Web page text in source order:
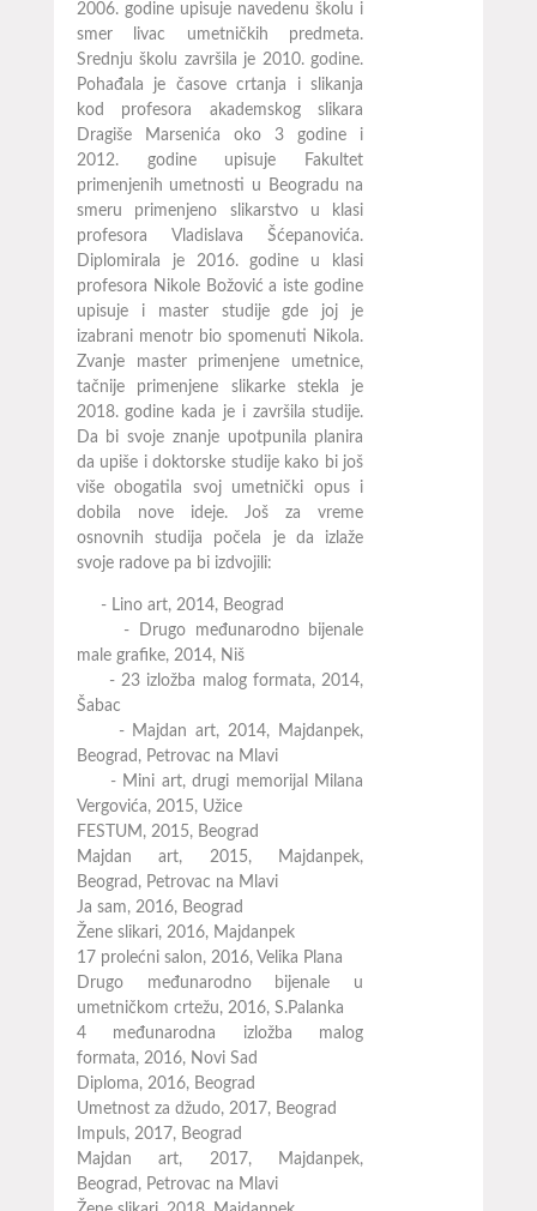
2006. godine upisuje navedenu školu i
smer livac umetničkih predmeta.
Srednju školu završila je 2010. godine.
Pohađala je časove crtanja i slikanja
kod profesora akademskog slikara
Dragiše Marsenića oko 3 godine i
2012. godine upisuje Fakultet
primenjenih umetnosti u Beogradu na
smeru primenjeno slikarstvo u klasi
profesora Vladislava Šćepanovića.
Diplomirala je 2016. godine u klasi
profesora Nikole Božović a iste godine
upisuje i master studije gde joj je
izabrani menotr bio spomenuti Nikola.
Zvanje master primenjene umetnice,
tačnije primenjene slikarke stekla je
2018. godine kada je i završila studije.
Da bi svoje znanje upotpunila planira
da upiše i doktorske studije kako bi još
više obogatila svoj umetnički opus i
dobila nove ideje. Još za vreme
osnovnih studija počela je da izlaže
svoje radove pa bi izdvojili:
- Lino art, 2014, Beograd
- Drugo međunarodno bijenale
male grafike, 2014, Niš
- 23 izložba malog formata, 2014,
Šabac
- Majdan art, 2014, Majdanpek,
Beograd, Petrovac na Mlavi
- Mini art, drugi memorijal Milana
Vergovića, 2015, Užice
FESTUM, 2015, Beograd
Majdan art, 2015, Majdanpek,
Beograd, Petrovac na Mlavi
Ja sam, 2016, Beograd
Žene slikari, 2016, Majdanpek
17 prolećni salon, 2016, Velika Plana
Drugo međunarodno bijenale u
umetničkom crtežu, 2016, S.Palanka
4 međunarodna izložba malog
formata, 2016, Novi Sad
Diploma, 2016, Beograd
Umetnost za džudo, 2017, Beograd
Impuls, 2017, Beograd
Majdan art, 2017, Majdanpek,
Beograd, Petrovac na Mlavi